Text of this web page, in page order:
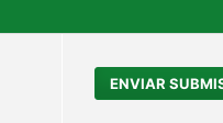
ENVIAR